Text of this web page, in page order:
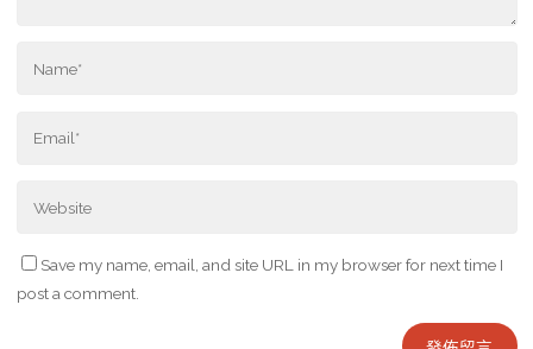
Save my name, email, and site URL in my browser for next time I
post a comment.